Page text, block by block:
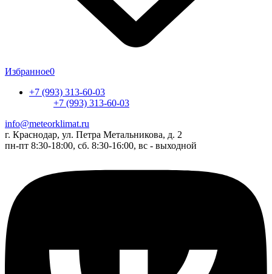
Избранное0
+7 (993) 313-60-03
+7 (993) 313-60-03
info@meteorklimat.ru
г. Краснодар, ул. Петра Метальникова, д. 2
пн-пт 8:30-18:00, сб. 8:30-16:00, вс - выходной